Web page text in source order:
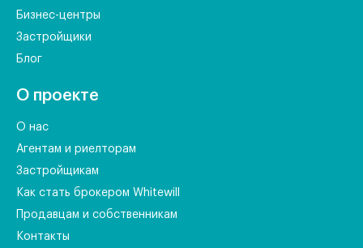
Бизнес-центры
Застройщики
Блог
О проекте
О нас
Агентам и риелторам
Застройщикам
Как стать брокером Whitewill
Продавцам и собственникам
Контакты